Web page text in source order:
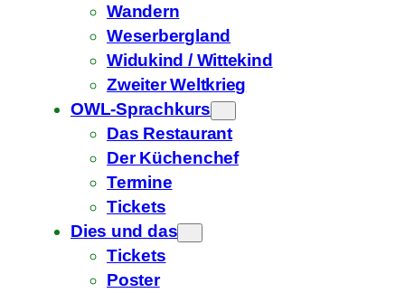
Wandern
Weserbergland
Widukind / Wittekind
Zweiter Weltkrieg
OWL-Sprachkurs
Das Restaurant
Der Küchenchef
Termine
Tickets
Dies und das
Tickets
Poster